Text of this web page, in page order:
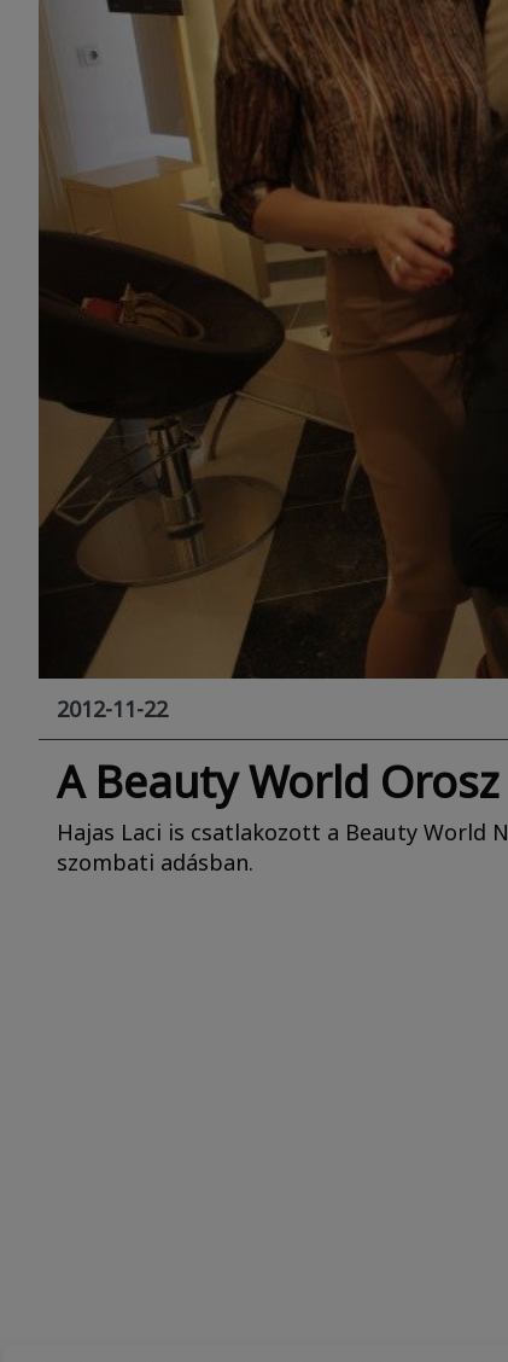
2012-11-22
A Beauty World
Hajas Laci is csatlakozott a Beauty World
szombati adásban.